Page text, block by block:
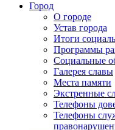
Город
О городе
Устав города
Итоги
Программы
Социальные
Галерея славы
Места памяти
Экстренные
Телефоны
Телефоны